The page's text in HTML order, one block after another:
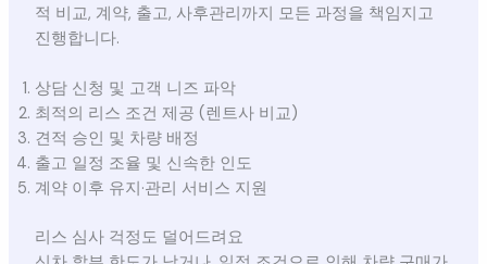
적 비교, 계약, 출고, 사후관리까지 모든 과정을 책임지고
진행합니다.
상담 신청 및 고객 니즈 파악
최적의 리스 조건 제공 (렌트사 비교)
견적 승인 및 차량 배정
출고 일정 조율 및 신속한 인도
계약 이후 유지·관리 서비스 지원
리스 심사 걱정도 덜어드려요